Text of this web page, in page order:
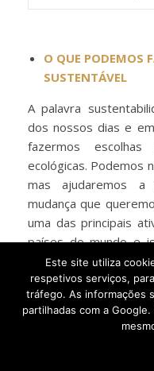
O QUE PODEMOS
SUSTENTÁVEL
A palavra
dos nossos dias e
fazermos
ecológicas. Podemos
mas ajudaremos a
mudança que
uma das principais
países do mundo e
ambiental. Em
desmesuradamente
nos mares, nas
climáticas fazem-se
mesmo – e às
estufa. O turismo
Este site utiliza
respetivos serviços,
tráfego. As informações
partilhadas com a